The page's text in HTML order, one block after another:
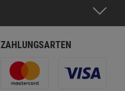
ZAHLUNGSARTEN